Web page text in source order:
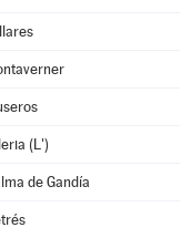
(L')
de Gandía